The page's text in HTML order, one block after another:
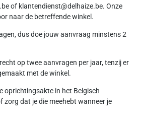
of klantendienst@delhaize.be. Onze
naar de betreffende winkel.
dus doe jouw aanvraag minstens 2
op twee aanvragen per jaar, tenzij er
met de winkel.
oprichtingsakte in het Belgisch
zorg dat je die meehebt wanneer je